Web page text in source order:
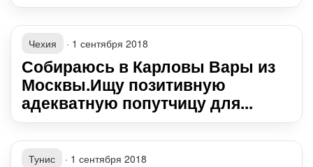
Чехия · 1 сентября 2018
Собираюсь в Карловы Вары из
Москвы.Ищу позитивную
адекватную попутчицу для...
Тунис · 1 сентября 2018